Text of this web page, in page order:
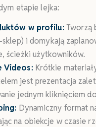
etapie lejka:
w profilu: Tworzą
i domykają
ścieżki użytkowników.
Videos: Krótkie
jest prezentacja
jednym kliknięciem
Dynamiczny format
na obiekcje w czasie